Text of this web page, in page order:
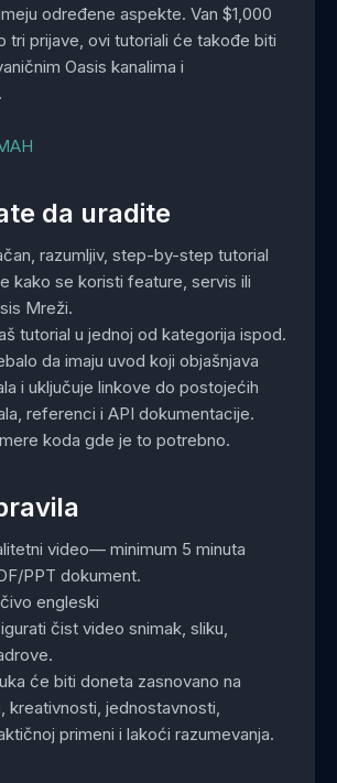
određene aspekte. Van $1,000
tri prijave, ovi tutoriali će takođe biti
Oasis kanalima i
da uradite
razumljiv, step-by-step tutorial
kako se koristi feature, servis ili
Mreži.
tutorial u jednoj od kategorija ispod.
da imaju uvod koji objašnjava
i uključuje linkove do postojećih
referenci i API dokumentacije.
koda gde je to potrebno.
video— minimum 5 minuta
PPT dokument.
engleski
čist video snimak, sliku,
će biti doneta zasnovano na
kreativnosti, jednostavnosti,
primeni i lakoći razumevanja.